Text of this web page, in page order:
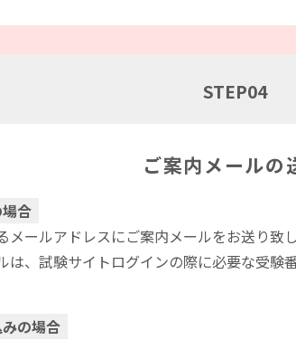
STEP04
ご案内メールの
合
メールアドレスにご案内メールをお送り致し
は、試験サイトログインの際に必要な受験
の場合